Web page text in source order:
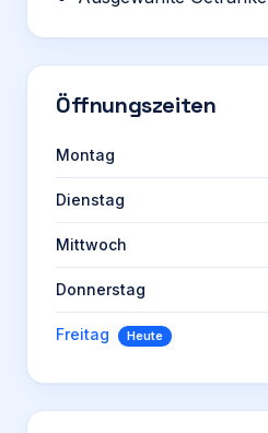
Öffnungszeiten
Montag
Dienstag
Mittwoch
Donnerstag
Freitag Heute